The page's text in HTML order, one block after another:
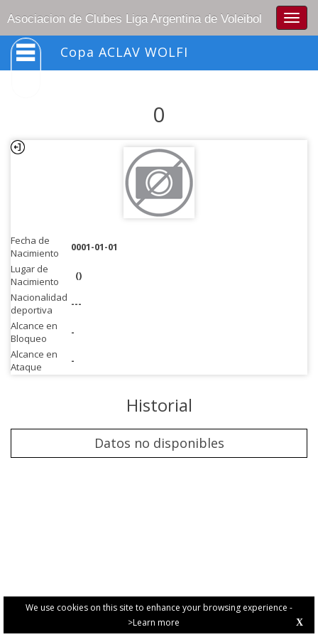
We use cookies on this site to enhance your browsing experience -
>Learn more
X
Asociacion de Clubes Liga Argentina de Voleibol
Copa ACLAV WOLFI
0
Fecha de
Nacimiento
0001-01-01
Lugar de
Nacimiento
()
Nacionalidad
deportiva
---
Alcance en
Bloqueo
-
Alcance en
Ataque
-
Historial
Datos no disponibles